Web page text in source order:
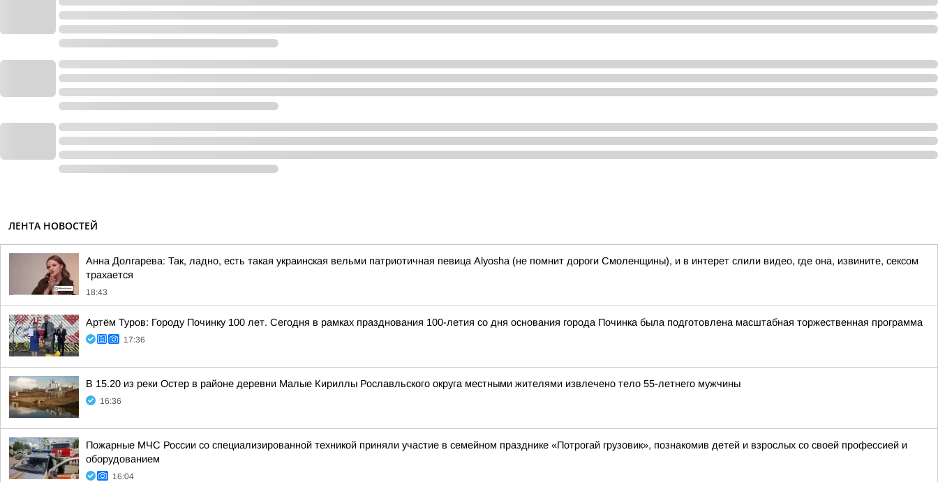
ЛЕНТА НОВОСТЕЙ
Анна Долгарева: Так, ладно, есть такая украинская вельми патриотичная певица Alyosha (не помнит дороги Смоленщины), и в интерет слили видео, где она, извините, сексом
трахается
18:43
Артём Туров: Городу Починку 100 лет. Сегодня в рамках празднования 100-летия со дня основания города Починка была подготовлена масштабная торжественная программа
17:36
В 15.20 из реки Остер в районе деревни Малые Кириллы Рославльского округа местными жителями извлечено тело 55-летнего мужчины
16:36
Пожарные МЧС России со специализированной техникой приняли участие в семейном празднике «Потрогай грузовик», познакомив детей и взрослых со своей профессией и
оборудованием
16:04